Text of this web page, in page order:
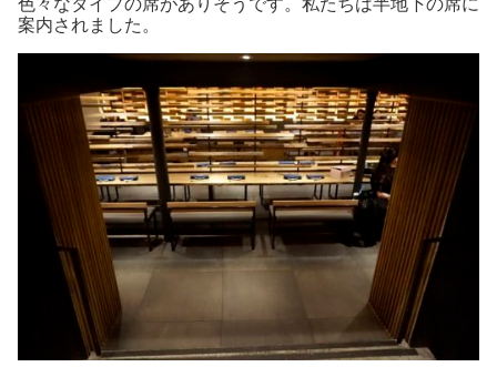
色々なタイプの席がありそうです。私たちは半地下の席に
案内されました。